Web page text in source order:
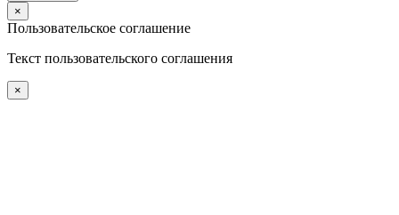
×
Пользовательское соглашение
Текст пользовательского соглашения
×